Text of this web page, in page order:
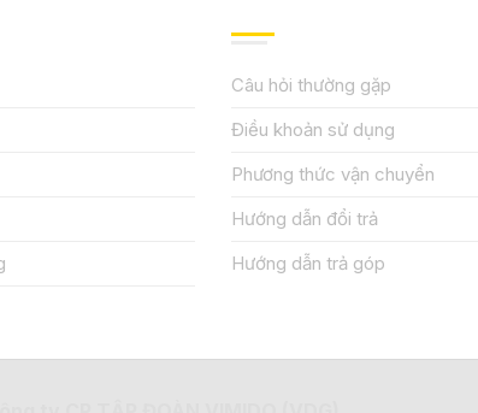
Câu hỏi thường gặp
Điều khoản sử dụng
Phương thức vận chuyển
Hướng dẫn đổi trả
Hướng dẫn trả góp